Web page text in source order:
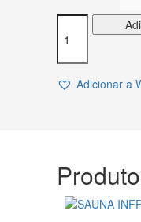
Quantidade
de
MINI
Z
Adicionar a